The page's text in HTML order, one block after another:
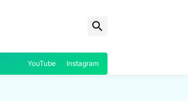
YouTube Instagram